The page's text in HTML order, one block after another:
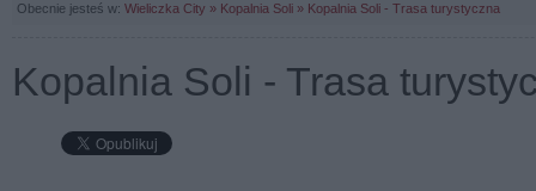
Obecnie jesteś w: Wieliczka City » Kopalnia Soli » Kopalnia Soli - Trasa turystyczna
Kopalnia Soli - Trasa